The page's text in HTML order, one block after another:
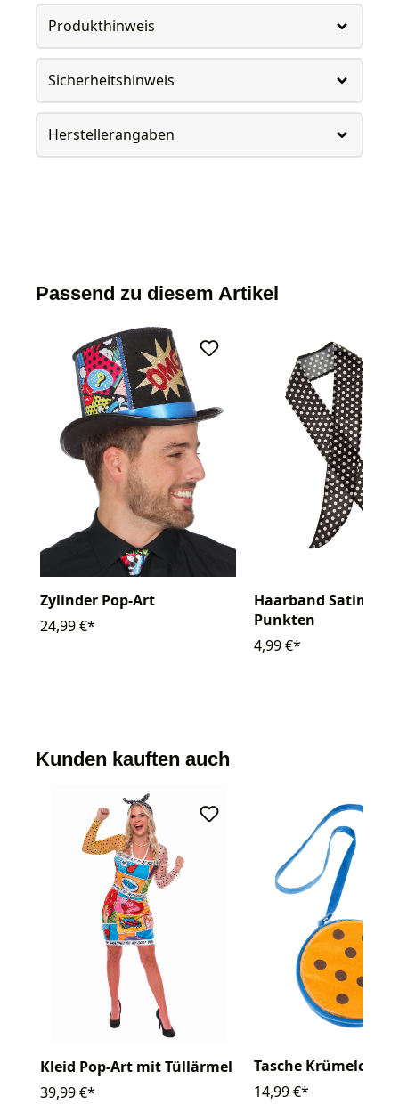
Produkthinweis
Sicherheitshinweis
Herstellerangaben
Passend zu diesem Artikel
Zylinder Pop-Art
24,99 €*
Haarband Satin mit
Punkten
4,99 €*
Kunden kauften auch
Kleid Pop-Art mit Tüllärmel
39,99 €*
Tasche Krümelchen
14,99 €*